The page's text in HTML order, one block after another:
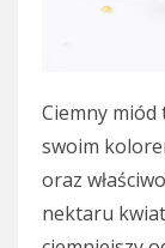
Ciemny
swoim
oraz
nektaru